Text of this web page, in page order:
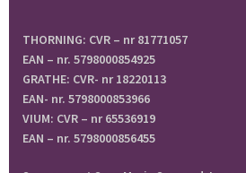
THORNING: CVR – nr 81771057
EAN – nr. 5798000854925
GRATHE: CVR- nr 18220113
EAN- nr. 5798000853966
VIUM: CVR – nr 65536919
EAN – nr. 5798000856455